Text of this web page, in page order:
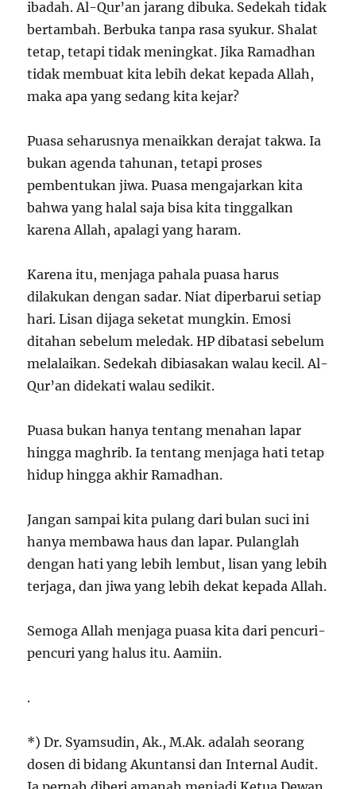
ibadah. Al-Qur’an jarang dibuka. Sedekah tidak
bertambah. Berbuka tanpa rasa syukur. Shalat
tetap, tetapi tidak meningkat. Jika Ramadhan
tidak membuat kita lebih dekat kepada Allah,
maka apa yang sedang kita kejar?
Puasa seharusnya menaikkan derajat takwa. Ia
bukan agenda tahunan, tetapi proses
pembentukan jiwa. Puasa mengajarkan kita
bahwa yang halal saja bisa kita tinggalkan
karena Allah, apalagi yang haram.
Karena itu, menjaga pahala puasa harus
dilakukan dengan sadar. Niat diperbarui setiap
hari. Lisan dijaga seketat mungkin. Emosi
ditahan sebelum meledak. HP dibatasi sebelum
melalaikan. Sedekah dibiasakan walau kecil. Al-
Qur’an didekati walau sedikit.
Puasa bukan hanya tentang menahan lapar
hingga maghrib. Ia tentang menjaga hati tetap
hidup hingga akhir Ramadhan.
Jangan sampai kita pulang dari bulan suci ini
hanya membawa haus dan lapar. Pulanglah
dengan hati yang lebih lembut, lisan yang lebih
terjaga, dan jiwa yang lebih dekat kepada Allah.
Semoga Allah menjaga puasa kita dari pencuri-
pencuri yang halus itu. Aamiin.
.
*) Dr. Syamsudin, Ak., M.Ak. adalah seorang
dosen di bidang Akuntansi dan Internal Audit.